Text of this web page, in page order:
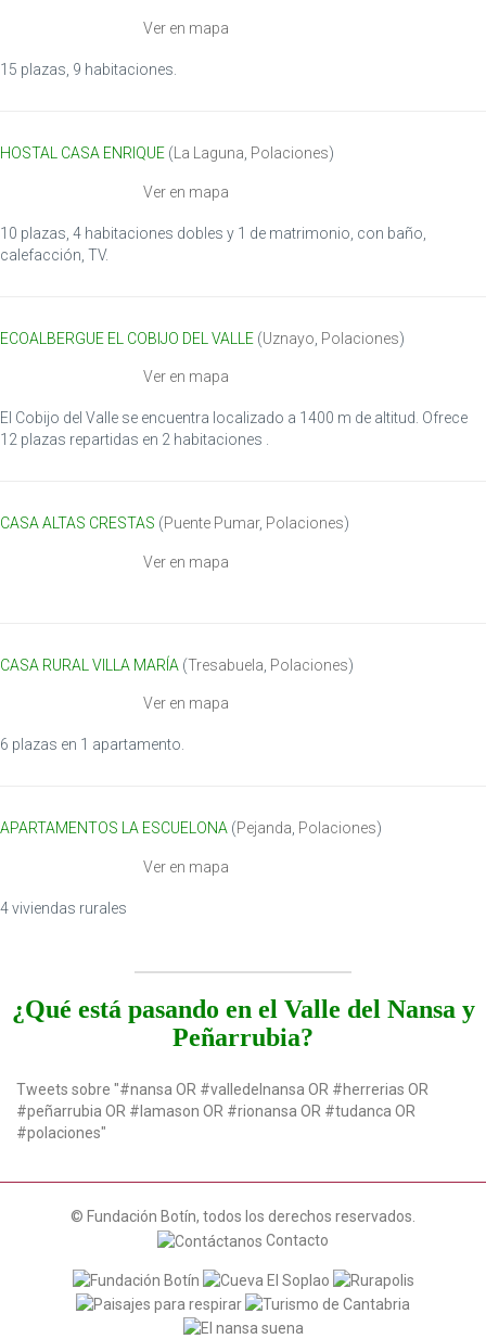
Ver en mapa
15 plazas, 9 habitaciones.
HOSTAL CASA ENRIQUE ( La Laguna Polaciones)
Ver en mapa
10 plazas, 4 habitaciones dobles y 1 de matrimonio, con baño,
calefacción, TV.
ECOALBERGUE EL COBIJO DEL VALLE (Uznayo Polaciones)
Ver en mapa
El Cobijo del Valle se encuentra localizado a 1400 m de altitud. Ofrece
12 plazas repartidas en 2 habitaciones .
CASA ALTAS CRESTAS (Puente Pumar, Polaciones)
Ver en mapa
CASA RURAL VILLA MARÍA (Tresabuela Polaciones)
Ver en mapa
6 plazas en 1 apartamento.
APARTAMENTOS LA ESCUELONA (Pejanda, Polaciones)
Ver en mapa
4 viviendas rurales
¿Qué está pasando en el Valle del Nansa y
Peñarrubia?
Tweets sobre "#nansa OR #valledelnansa OR #herrerias OR
#peñarrubia OR #lamason OR #rionansa OR #tudanca OR
#polaciones"
© Fundación Botín, todos los derechos reservados.
Contacto